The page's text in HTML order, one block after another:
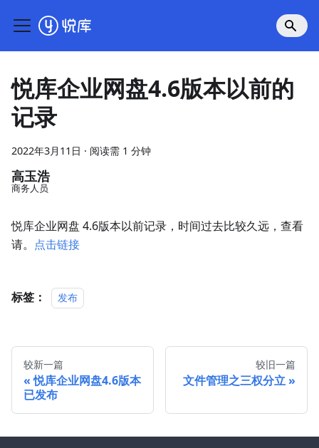
悦库企业网盘4.6版本以前的
记录
2022年3月11日 · 阅读需 1 分钟
高玉浩
商务人员
悦库企业网盘 4.6版本以前记录，时间过去比较久远，查看
请。 点击链接
标签： 发布
较新一篇
悦库企业网盘4.6版本
已发布
较旧一篇
文件管理之三权分立